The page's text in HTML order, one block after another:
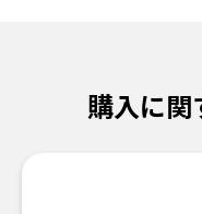
購入に関